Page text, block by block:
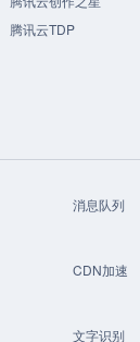
腾讯云TDP
消息队列
CDN加速
文字识别